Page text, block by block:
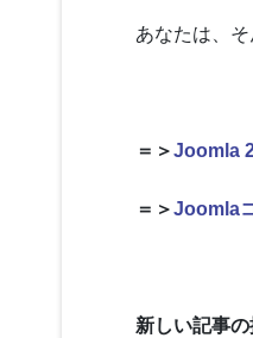
あなたは、
＝＞Joomla
＝＞Joomla
新しい記事